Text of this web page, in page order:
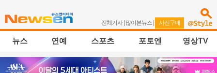
전체기사| 많이본뉴스 | 사진구매
뉴스 연예 스포츠 포토엔 영상TV